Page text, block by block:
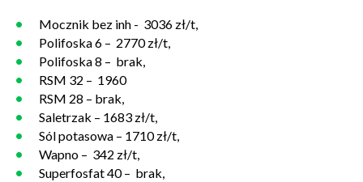
Mocznik bez inh - 3036 zł/t,
Polifoska 6 – 2770 zł/t,
Polifoska 8 – brak,
RSM 32 – 1960
RSM 28 – brak,
Saletrzak – 1683 zł/t,
Sól potasowa – 1710 zł/t,
Wapno – 342 zł/t,
Superfosfat 40 – brak,